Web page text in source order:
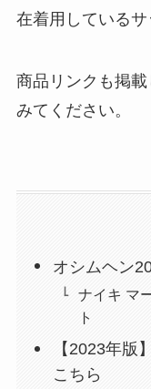
在着用しているサ
商品リンクも掲
みてください。
オシムヘン
ナイキ マ
ト
【2023年版
こちら